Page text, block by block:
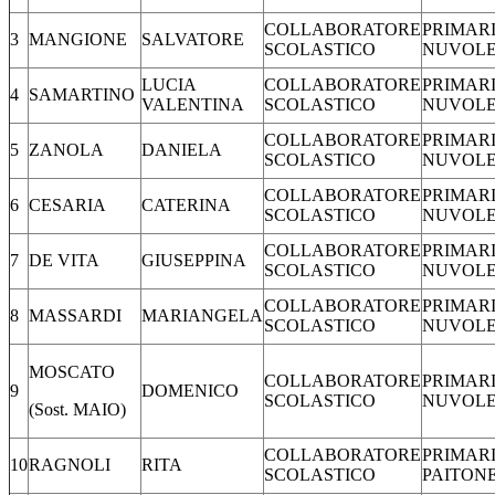
3 MANGIONE SALVATORE
COLLABORATORE
SCOLASTICO
4 SAMARTINO
LUCIA
VALENTINA
COLLABORATORE
SCOLASTICO
5 ZANOLA DANIELA
COLLABORATORE
SCOLASTICO
6 CESARIA CATERINA
COLLABORATORE
SCOLASTICO
7 DE VITA GIUSEPPINA
COLLABORATORE
SCOLASTICO
8 MASSARDI MARIANGELA
COLLABORATORE
SCOLASTICO
9
MOSCATO
(Sost. MAIO)
DOMENICO
COLLABORATORE
SCOLASTICO
10RAGNOLI RITA
COLLABORATORE
SCOLASTICO